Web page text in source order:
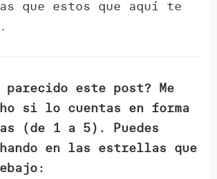
que estos que aquí te
parecido este post? Me
si lo cuentas en forma
(de 1 a 5). Puedes
en las estrellas que